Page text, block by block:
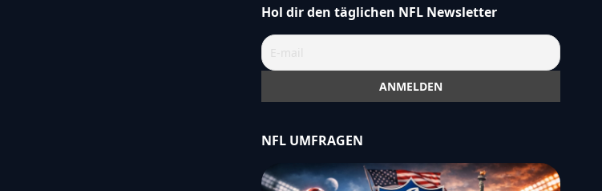
Hol dir den täglichen NFL Newsletter
NFL UMFRAGEN